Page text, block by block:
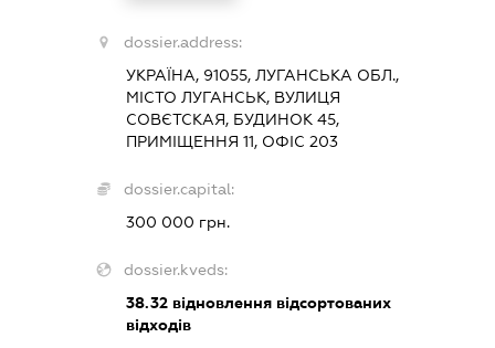
dossier.address:
УКРАЇНА, 91055, ЛУГАНСЬКА ОБЛ.,
МІСТО ЛУГАНСЬК, ВУЛИЦЯ
СОВЄТСКАЯ, БУДИНОК 45,
ПРИМІЩЕННЯ 11, ОФІС 203
dossier.capital:
300 000 грн.
dossier.kveds:
38.32 відновлення відсортованих
відходів